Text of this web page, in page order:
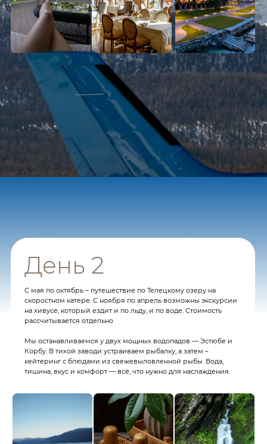
Вечером — заселение в уютный агрокомплекс «Инегень»,
расположенный в уединении, среди древних гор. Там нас
ждёт алтайская баня (опционально: авторское парение от
местных пармастеров, рассчитывается отдельно)
После завтрака нас ждёт полёт на вертолёте к священной горе
Прогулка у её подножия — это не просто экскурсия,
а соприкосновение с сакральным. Возвращение и обед
в агрокомплексе.
Далее — путь по Чуйскому тракту и заселение в комфортный
отель «Манжерок».